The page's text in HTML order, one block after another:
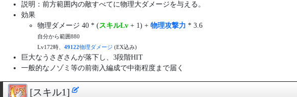
説明：前方範囲内の敵すべてに物理大ダメージを与える。
効果
物理ダメージ 40 * (スキルLv+ 1) + 物理攻撃力 * 3.6
自分から範囲880
Lv172時、 49122物理ダメージ (EX込み)
巨大なうさぎさんが落下し、3段階HIT
一般的なノゾミ等の前衛入編成で中衛程度まで届く
[スキル1]